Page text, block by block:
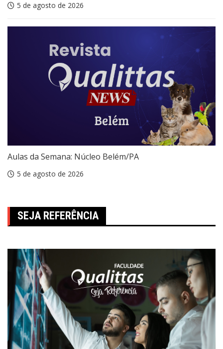
5 de agosto de 2026
Aulas da Semana: Núcleo Belém/PA
5 de agosto de 2026
SEJA REFERÊNCIA